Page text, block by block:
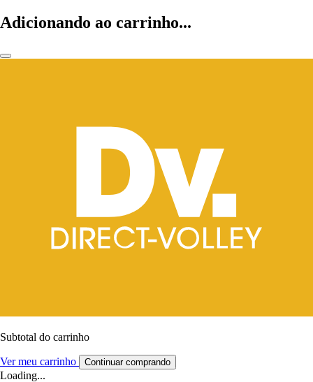
Adicionando ao carrinho...
Subtotal do carrinho
Ver meu carrinho Continuar comprando
Loading...